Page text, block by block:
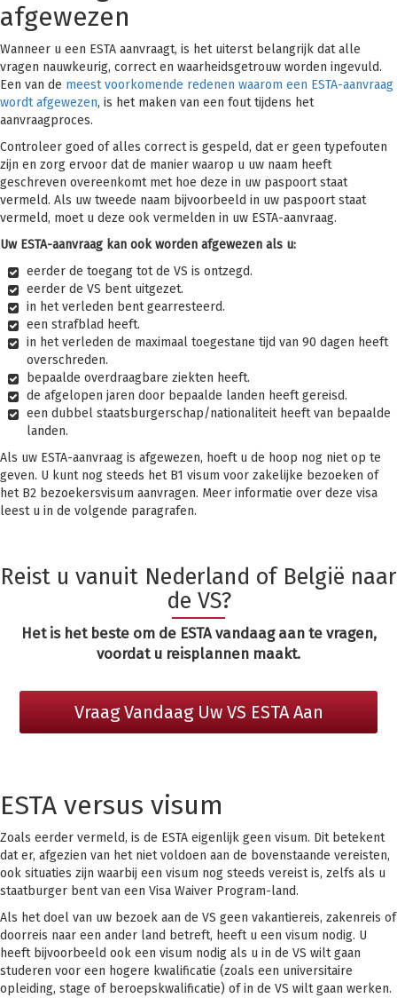
afgewezen
Wanneer u een ESTA aanvraagt, is het uiterst belangrijk dat alle
vragen nauwkeurig, correct en waarheidsgetrouw worden ingevuld.
Een van de meest voorkomende redenen waarom een ESTA-aanvraag
wordt afgewezen, is het maken van een fout tijdens het
aanvraagproces.
Controleer goed of alles correct is gespeld, dat er geen typefouten
zijn en zorg ervoor dat de manier waarop u uw naam heeft
geschreven overeenkomt met hoe deze in uw paspoort staat
vermeld. Als uw tweede naam bijvoorbeeld in uw paspoort staat
vermeld, moet u deze ook vermelden in uw ESTA-aanvraag.
Uw ESTA-aanvraag kan ook worden afgewezen als u:
eerder de toegang tot de VS is ontzegd.
eerder de VS bent uitgezet.
in het verleden bent gearresteerd.
een strafblad heeft.
in het verleden de maximaal toegestane tijd van 90 dagen heeft
overschreden.
bepaalde overdraagbare ziekten heeft.
de afgelopen jaren door bepaalde landen heeft gereisd.
een dubbel staatsburgerschap/nationaliteit heeft van bepaalde
landen.
Als uw ESTA-aanvraag is afgewezen, hoeft u de hoop nog niet op te
geven. U kunt nog steeds het B1 visum voor zakelijke bezoeken of
het B2 bezoekersvisum aanvragen. Meer informatie over deze visa
leest u in de volgende paragrafen.
Reist u vanuit Nederland of België naar
de VS?
Het is het beste om de ESTA vandaag aan te vragen,
voordat u reisplannen maakt.
Vraag Vandaag Uw VS ESTA Aan
ESTA versus visum
Zoals eerder vermeld, is de ESTA eigenlijk geen visum. Dit betekent
dat er, afgezien van het niet voldoen aan de bovenstaande vereisten,
ook situaties zijn waarbij een visum nog steeds vereist is, zelfs als u
staatburger bent van een Visa Waiver Program-land.
Als het doel van uw bezoek aan de VS geen vakantiereis, zakenreis of
doorreis naar een ander land betreft, heeft u een visum nodig. U
heeft bijvoorbeeld ook een visum nodig als u in de VS wilt gaan
studeren voor een hogere kwalificatie (zoals een universitaire
opleiding, stage of beroepskwalificatie) of in de VS wilt gaan werken.